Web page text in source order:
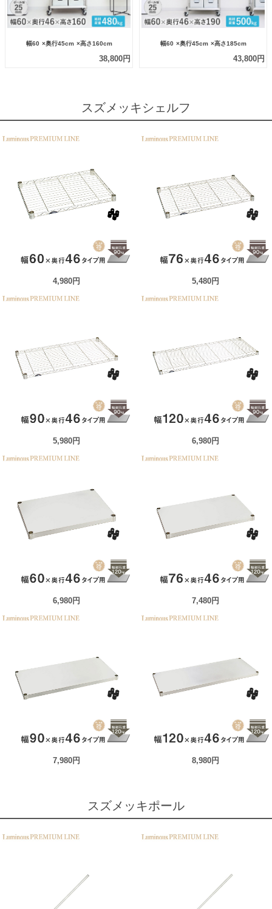
幅60 ×奥行45cm ×高さ160cm
38,800円
幅60 ×奥行45cm ×高さ185cm
43,800円
スズメッキシェルフ
4,980円 5,480円
5,980円 6,980円
6,980円 7,480円
7,980円 8,980円
スズメッキポール